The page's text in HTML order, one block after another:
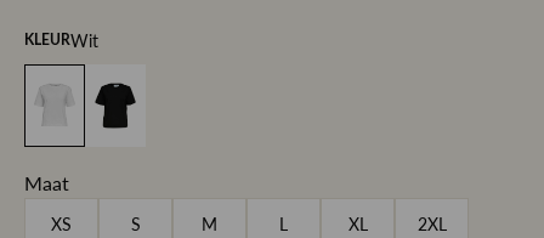
KLEURWit
Maat
XS S M L XL 2XL